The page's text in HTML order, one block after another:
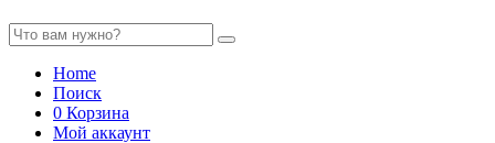
Home
Поиск
0 Корзина
Мой аккаунт